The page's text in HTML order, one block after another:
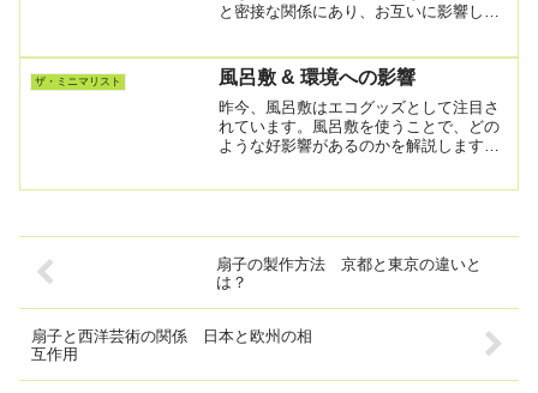
と密接な関係にあり、お互いに影響しあ
た、僧侶は長時間にわたり読経や説法を
行う際に座布団に座ります。...
ザ・ミニマリスト 風呂敷 & 環境への影響
昨今、風呂敷はエコグッズとして注目さ
れています。風呂敷を使うことで、どの
ような好影響があるのかを解説します。
扇子の製作方法 京都と東京の違いと
は？
扇子と西洋芸術の関係 日本と欧州の相
互作用